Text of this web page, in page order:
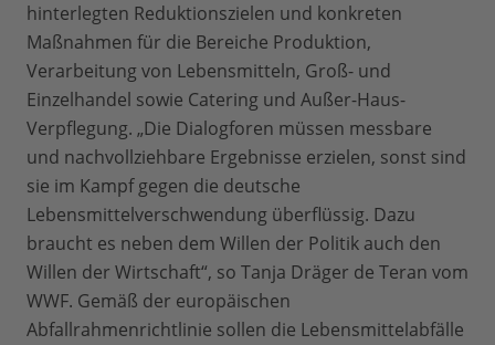
hinterlegten Reduktionszielen und konkreten
Maßnahmen für die Bereiche Produktion,
Verarbeitung von Lebensmitteln, Groß- und
Einzelhandel sowie Catering und Außer-Haus-
Verpflegung. „Die Dialogforen müssen messbare
und nachvollziehbare Ergebnisse erzielen, sonst sind
sie im Kampf gegen die deutsche
Lebensmittelverschwendung überflüssig. Dazu
braucht es neben dem Willen der Politik auch den
Willen der Wirtschaft“, so Tanja Dräger de Teran vom
WWF. Gemäß der europäischen
Abfallrahmenrichtlinie sollen die Lebensmittelabfälle